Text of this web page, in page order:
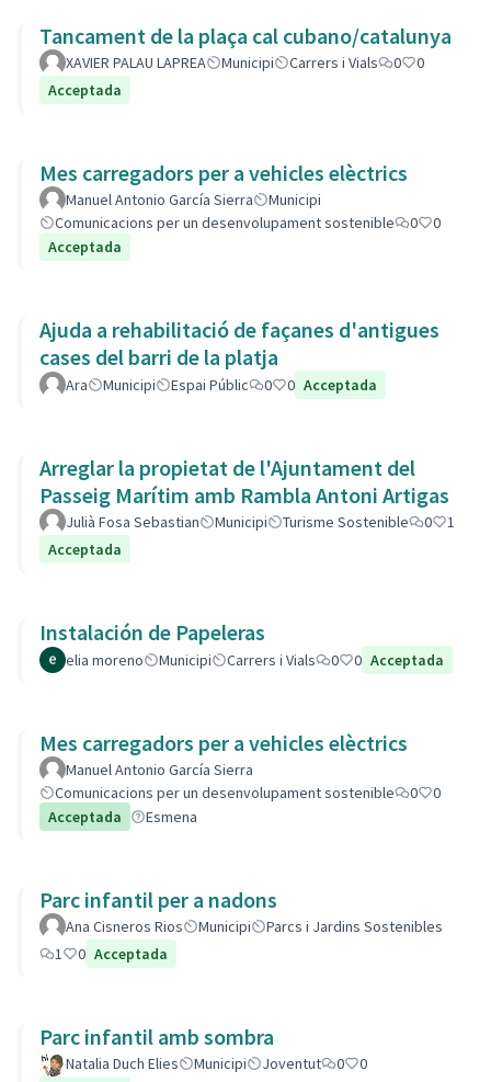
Tancament de la plaça cal cubano/catalunya
XAVIER PALAU LAPREA Municipi Carrers i Vials 0
0
Acceptada
Mes carregadors per a vehicles elèctrics
Manuel Antonio García Sierra
Municipi
Comunicacions per un desenvolupament sostenible
0
0
Acceptada
Ajuda a rehabilitació de façanes d'antigues
cases del barri de la platja
Ara Municipi Espai Públic 0 0 Acceptada
Arreglar la propietat de l'Ajuntament del
Passeig Marítim amb Rambla Antoni Artigas
Julià Fosa Sebastian Municipi Turisme Sostenible 0
1
Acceptada
Instalación de Papeleras
elia moreno Municipi Carrers i Vials 0 0 Acceptada
Mes carregadors per a vehicles elèctrics
Manuel Antonio García Sierra
Comunicacions per un desenvolupament sostenible
0
0
Acceptada
Esmena
Parc infantil per a nadons
Ana Cisneros Rios Municipi
Parcs i Jardins Sostenibles
1
0 Acceptada
Parc infantil amb sombra
Natalia Duch Elies Municipi Joventut 0
0